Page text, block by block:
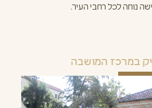
נוחה לכל רחבי העיר.
במרכז המושבה​